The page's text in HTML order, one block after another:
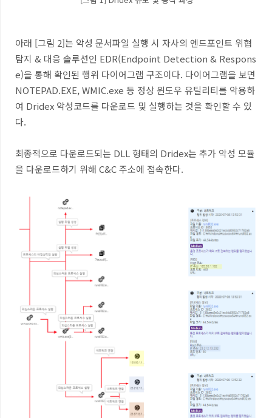
아래 [그림 2]는 악성 문서파일 실행 시 자사의 엔드포인트 위협
탐지 & 대응 솔루션인 EDR(Endpoint Detection & Respons
e)을 통해 확인된 행위 다이어그램 구조이다. 다이어그램을 보면
NOTEPAD.EXE, WMIC.exe 등 정상 윈도우 유틸리티를 악용하
여 Dridex 악성코드를 다운로드 및 실행하는 것을 확인할 수 있
다.
최종적으로 다운로드되는 DLL 형태의 Dridex는 추가 악성 모듈
을 다운로드하기 위해 C&C 주소에 접속한다.